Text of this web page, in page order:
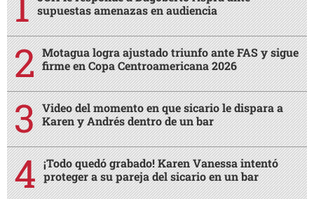
supuestas amenazas en audiencia
Motagua logra ajustado triunfo ante FAS y sigue
firme en Copa Centroamericana 2026
Video del momento en que sicario le dispara a
Karen y Andrés dentro de un bar
¡Todo quedó grabado! Karen Vanessa intentó
proteger a su pareja del sicario en un bar